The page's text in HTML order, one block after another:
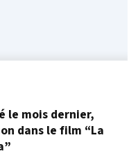
le mois dernier,
dans le film “La